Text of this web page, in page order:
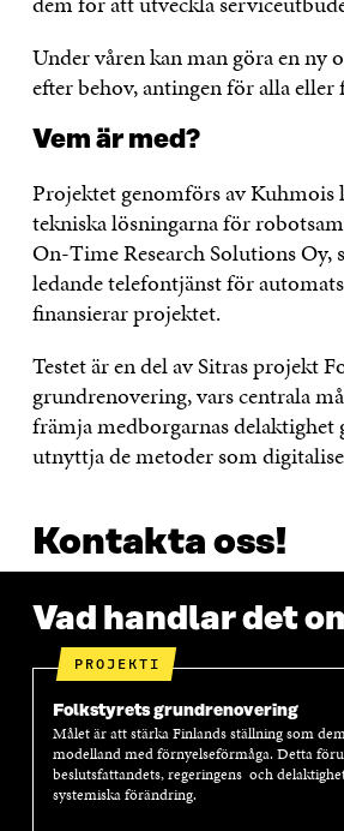
Under våren kan man göra en ny
efter behov, antingen för alla eller
Vem är med?
Projektet genomförs av Kuhmois
tekniska lösningarna för
On-Time Research Solutions Oy,
ledande telefontjänst för
finansierar projektet.
Testet är en del av Sitras projekt
grundrenovering, vars centrala
främja medborgarnas delaktighet
utnyttja de metoder som
Kontakta oss!
Vad handlar det
PROJEKTI
Folkstyrets grundrenovering
Målet är att stärka Finlands ställning som
modelland med förnyelseförmåga. Detta
beslutsfattandets, regeringens och
systemiska förändring.